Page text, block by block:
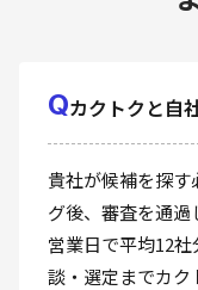
Qカクトクと自
貴社が候補を探
グ後、審査を通
営業日で平均12
談・選定までカク